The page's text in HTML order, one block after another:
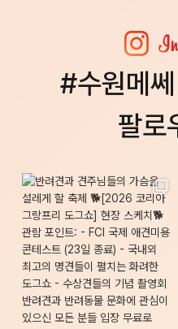
#수원메
팔로